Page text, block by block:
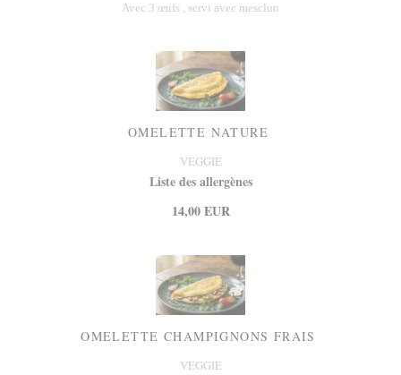
Avec 3 œufs , servi avec mesclun
OMELETTE NATURE
VEGGIE
Liste des allergènes
14,00 EUR
OMELETTE CHAMPIGNONS FRAIS
VEGGIE